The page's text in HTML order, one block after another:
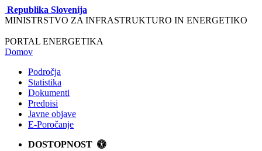
Republika Slovenija
MINISTRSTVO ZA INFRASTRUKTURO IN ENERGETIKO
PORTAL ENERGETIKA
Domov
Področja
Statistika
Dokumenti
Predpisi
Javne objave
E-Poročanje
DOSTOPNOST